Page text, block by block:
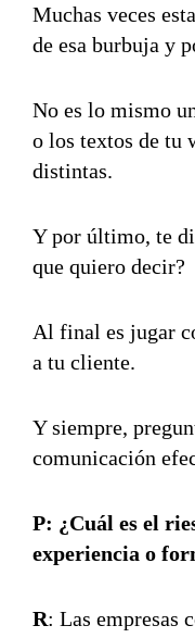
Muchas veces
de esa burbuja y
No es lo mismo
o los textos de tu
distintas.
Y por último, te
que quiero decir?
Al final es jugar
a tu cliente.
Y siempre,
comunicación
P: ¿Cuál es el
experiencia o
R: Las empresas